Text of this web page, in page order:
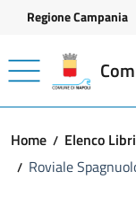
Vai ai contenuti
Vai al footer
Regione Campania
Home
Elenco Libri
Roviale